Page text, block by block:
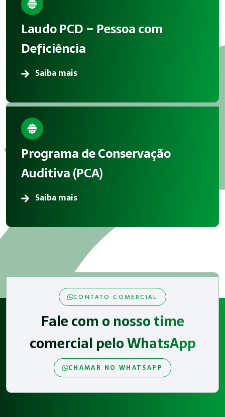
Laudo PCD – Pessoa com
Deficiência
Saiba mais
Programa de Conservação
Auditiva (PCA)
Saiba mais
CONTATO COMERCIAL
Fale com o nosso time
comercial pelo WhatsApp
CHAMAR NO WHATSAPP